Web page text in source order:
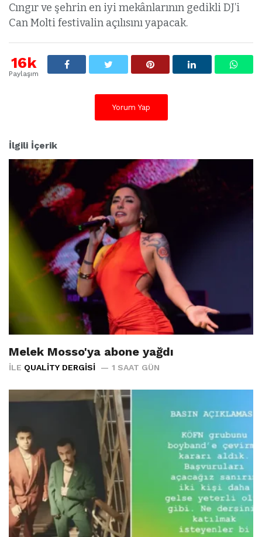
Cıngır ve şehrin en iyi mekânlarının gedikli DJ’i
Can Molti festivalin açılısını yapacak.
16k
Paylaşım
Yorum Yap
İlgili İçerik
Melek Mosso'ya abone yağdı
İLE QUALITY DERGISI 1 SAAT GÜN